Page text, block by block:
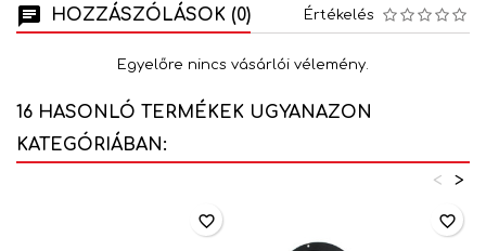
HOZZÁSZÓLÁSOK (0) Értékelés
Egyelőre nincs vásárlói vélemény.
16 HASONLÓ TERMÉKEK UGYANAZON
KATEGÓRIÁBAN:
>
<
favorite_border favorite_border